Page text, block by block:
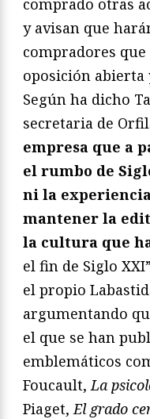
y avisan que
compradores
oposición abierta
Según ha dicho
secretaria de
empresa que a
el rumbo de
ni la
mantener la
la cultura que
el fin de Siglo
el propio
argumentando
el que se han
emblemáticos
Foucault, La
Piaget, El grado